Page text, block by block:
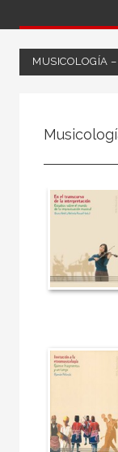
MUSICOLOGÍA
Ciencias
Música
General
MATERIAS
Moderna
General